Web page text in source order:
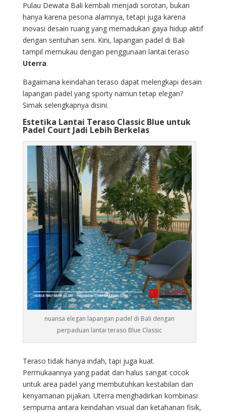
Pulau Dewata Bali kembali menjadi sorotan, bukan
hanya karena pesona alamnya, tetapi juga karena
inovasi desain ruang yang memadukan gaya hidup aktif
dengan sentuhan seni. Kini, lapangan padel di Bali
tampil memukau dengan penggunaan lantai teraso
Uterra.
Bagaimana keindahan teraso dapat melengkapi desain
lapangan padel yang sporty namun tetap elegan?
Simak selengkapnya disini.
Estetika Lantai Teraso Classic Blue untuk
Padel Court Jadi Lebih Berkelas
nuansa elegan lapangan padel di Bali dengan
perpaduan lantai teraso Blue Classic
Teraso tidak hanya indah, tapi juga kuat.
Permukaannya yang padat dan halus sangat cocok
untuk area padel yang membutuhkan kestabilan dan
kenyamanan pijakan. Uterra menghadirkan kombinasi
sempurna antara keindahan visual dan ketahanan fisik,